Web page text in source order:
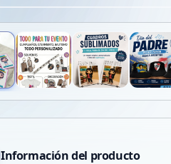
Información del producto